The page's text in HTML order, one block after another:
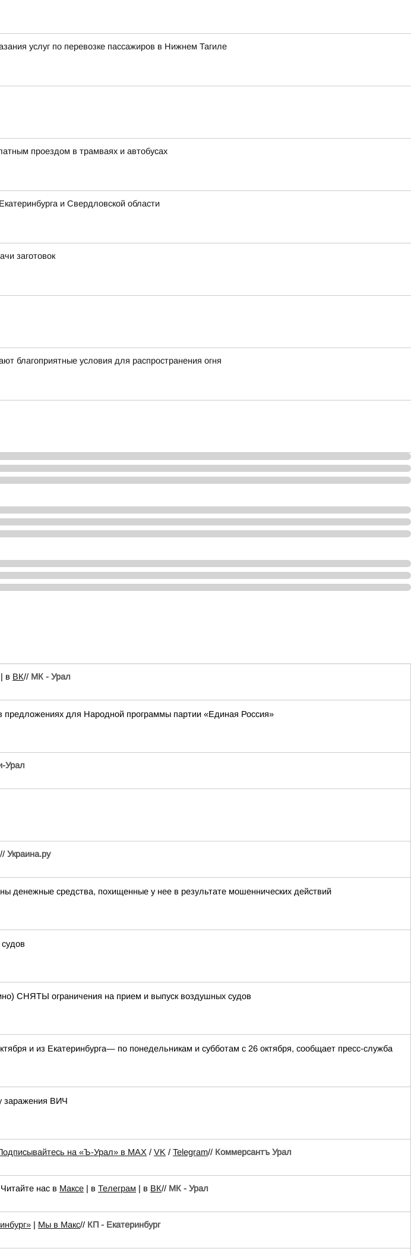
услуг по перевозке пассажиров в Нижнем Тагиле
проездом в трамваях и автобусах
и Свердловской области
заготовок
благоприятные условия для распространения огня
| в ВК// МК - Урал
для Народной программы партии «Единая Россия»
Урал
Украина.ру
денежные средства, похищенные у нее в результате мошеннических действий
СНЯТЫ ограничения на прием и выпуск воздушных судов
и из Екатеринбурга— по понедельникам и субботам с 26 октября, сообщает пресс-служба
заражения ВИЧ
на «Ъ-Урал» в MAX / VK / Telegram// Коммерсантъ Урал
нас в Максе | в Телеграм | в ВК// МК - Урал
| Мы в Maкс// КП - Екатеринбург